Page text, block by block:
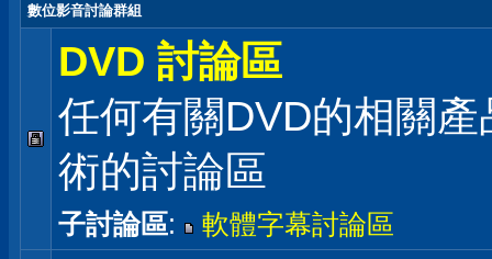
數位影音討論群組
DVD 討論區
任何有關DVD的相關
術的討論區
子討論區: 軟體字幕討論區